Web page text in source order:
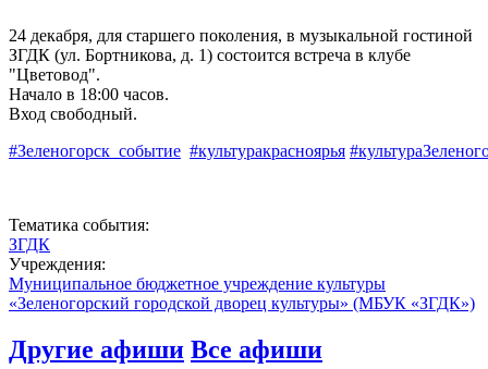
24 декабря, для старшего поколения, в музыкальной гостиной
ЗГДК (ул. Бортникова, д. 1) состоится встреча в клубе
"Цветовод".
Начало в 18:00 часов.
Вход свободный.
#Зеленогорск_событие #культуракрасноярья
Тематика события:
ЗГДК
Учреждения:
Муниципальное бюджетное учреждение культуры
«Зеленогорский городской дворец культуры» (МБУК «ЗГДК»)
Другие афиши Все афиши